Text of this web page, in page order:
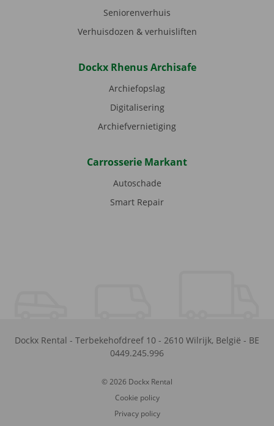
Seniorenverhuis
Verhuisdozen & verhuisliften
Dockx Rhenus Archisafe
Archiefopslag
Digitalisering
Archiefvernietiging
Carrosserie Markant
Autoschade
Smart Repair
Dockx Rental - Terbekehofdreef 10 - 2610 Wilrijk, België - BE
0449.245.996
© 2026 Dockx Rental
Cookie policy
Privacy policy